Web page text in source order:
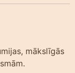
mākslīgās